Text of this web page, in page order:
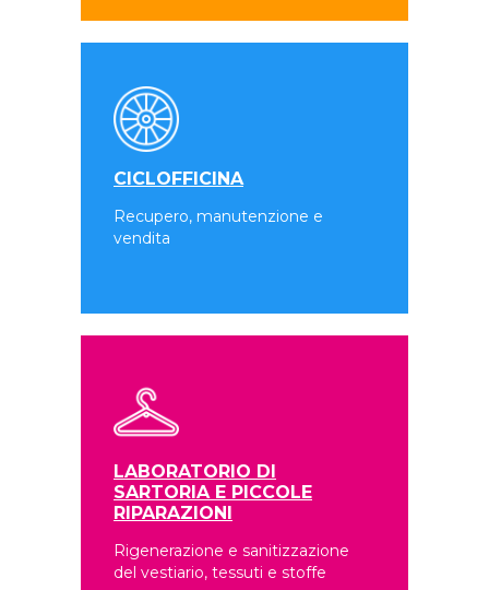
CICLOFFICINA
Recupero, manutenzione e
vendita
LABORATORIO DI
SARTORIA E PICCOLE
RIPARAZIONI
Rigenerazione e sanitizzazione
del vestiario, tessuti e stoffe